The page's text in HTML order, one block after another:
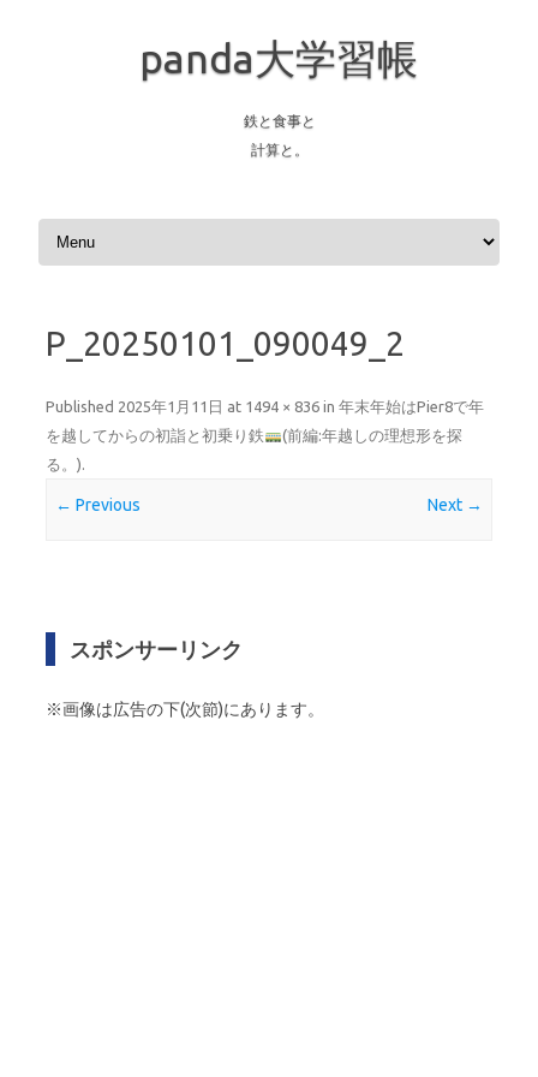
panda大学習帳
鉄と食事と
計算と。
Skip to content
P_20250101_090049_2
Published 2025年1月11日 at 1494 × 836 in 年末年始はPier8で年
を越してからの初詣と初乗り鉄
(前編:年越しの理想形を探
る。).
← Previous Next →
スポンサーリンク
※画像は広告の下(次節)にあります。